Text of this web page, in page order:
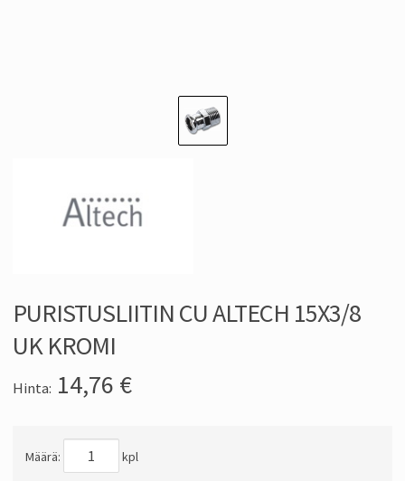
PURISTUSLIITIN CU ALTECH 15X3/8
UK KROMI
Hinta: 14,76 €
Määrä: kpl